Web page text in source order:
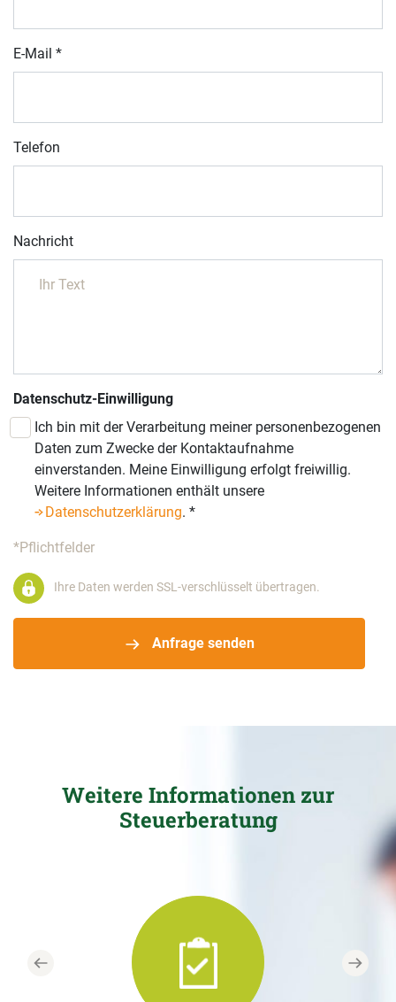
E-Mail *
Telefon
Nachricht
Datenschutz-Einwilligung
Ich bin mit der Verarbeitung meiner personenbezogenen
Daten zum Zwecke der Kontaktaufnahme
einverstanden. Meine Einwilligung erfolgt freiwillig.
Weitere Informationen enthält unsere
Datenschutzerklärung. *
*Pflichtfelder
Anfrage senden
Ihre Daten werden SSL-verschlüsselt übertragen.
Weitere Informationen zur
Steuerberatung
Previous Next